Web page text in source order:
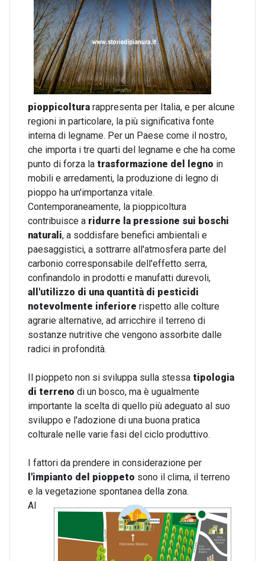
pioppicoltura rappresenta per Italia, e per alcune
regioni in particolare, la più significativa fonte
interna di legname. Per un Paese come il nostro,
che importa i tre quarti del legname e che ha come
punto di forza la trasformazione del legno in
mobili e arredamenti, la produzione di legno di
pioppo ha un'importanza vitale.
Contemporaneamente, la pioppicoltura
contribuisce a ridurre la pressione sui boschi
naturali, a soddisfare benefici ambientali e
paesaggistici, a sottrarre all'atmosfera parte del
carbonio corresponsabile dell'effetto serra,
confinandolo in prodotti e manufatti durevoli,
all'utilizzo di una quantità di pesticidi
notevolmente inferiore rispetto alle colture
agrarie alternative, ad arricchire il terreno di
sostanze nutritive che vengono assorbite dalle
radici in profondità.
Il pioppeto non si sviluppa sulla stessa tipologia
di terreno di un bosco, ma è ugualmente
importante la scelta di quello più adeguato al suo
sviluppo e l'adozione di una buona pratica
colturale nelle varie fasi del ciclo produttivo.
I fattori da prendere in considerazione per
l'impianto del pioppeto sono il clima, il terreno
e la vegetazione spontanea della zona.
Al